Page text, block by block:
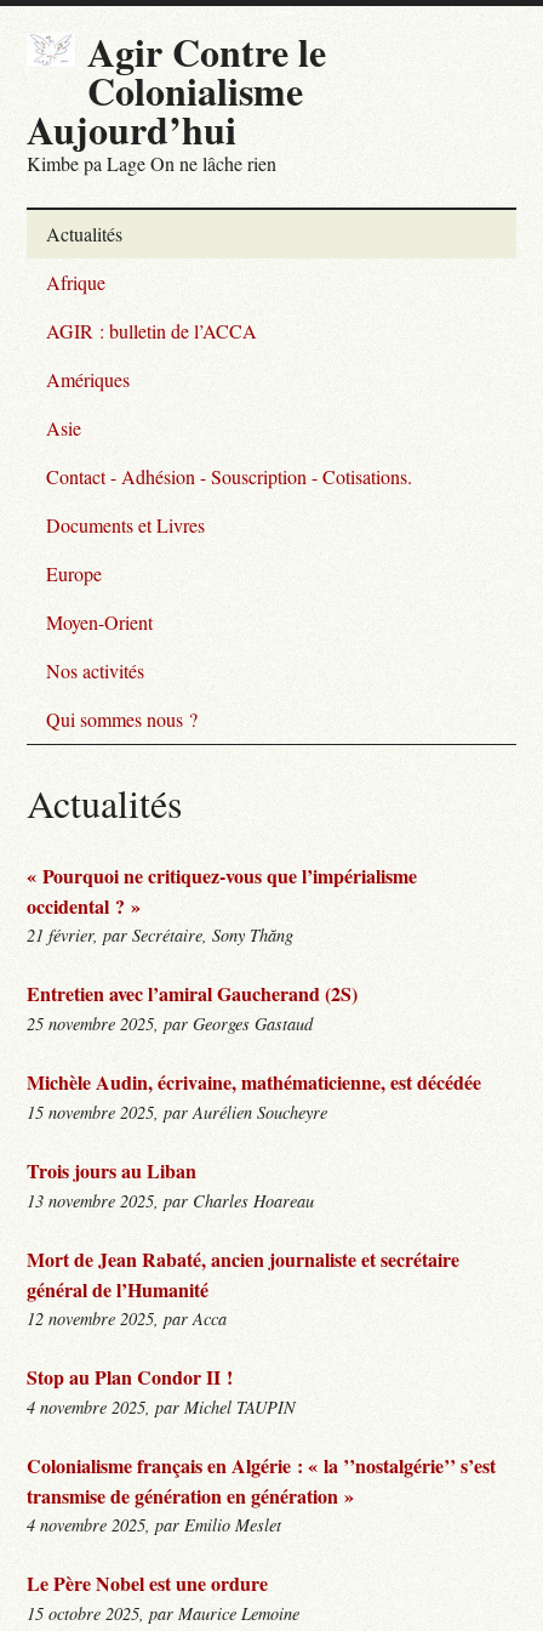
Agir Contre le
Colonialisme
Aujourd’hui
Kimbe pa Lage On ne lâche rien
Actualités
Afrique
AGIR : bulletin de l’ACCA
Amériques
Asie
Contact - Adhésion - Souscription - Cotisations.
Documents et Livres
Europe
Moyen-Orient
Nos activités
Qui sommes nous ?
Actualités
« Pourquoi ne critiquez-vous que l’impérialisme
occidental ? »
21 février, par Secrétaire, Sony Thăng
Entretien avec l’amiral Gaucherand (2S)
25 novembre 2025, par Georges Gastaud
Michèle Audin, écrivaine, mathématicienne, est décédée
15 novembre 2025, par Aurélien Soucheyre
Trois jours au Liban
13 novembre 2025, par Charles Hoareau
Mort de Jean Rabaté, ancien journaliste et secrétaire
général de l’Humanité
12 novembre 2025, par Acca
Stop au Plan Condor II !
4 novembre 2025, par Michel TAUPIN
Colonialisme français en Algérie : « la ’’nostalgérie’’ s’est
transmise de génération en génération »
4 novembre 2025, par Emilio Meslet
Le Père Nobel est une ordure
15 octobre 2025, par Maurice Lemoine